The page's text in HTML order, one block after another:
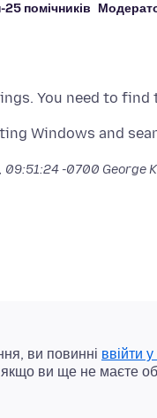
25 помічників
09:51:24 -0700 George
ви повинні ввійти
ви ще не маєте